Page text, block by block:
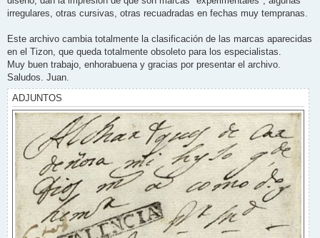
irregulares, otras cursivas, otras recuadradas en fechas muy tempranas.
Este archivo cambia totalmente la clasificación de las marcas aparecidas
en el Tizon, que queda totalmente obsoleto para los especialistas.
Muy buen trabajo, enhorabuena y gracias por presentar el archivo.
Saludos. Juan.
ADJUNTOS